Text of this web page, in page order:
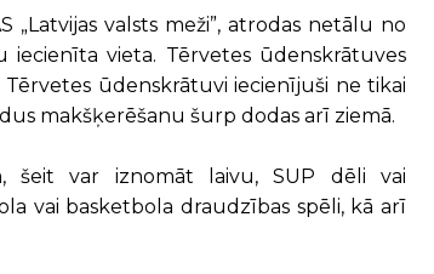
valsts meži”, atrodas netālu no
vieta. Tērvetes ūdenskrātuves
ūdenskrātuvi iecienījuši ne tikai
makšķerēšanu šurp dodas arī ziemā.
šeit var iznomāt laivu, SUP dēli vai
vai basketbola draudzības spēli, kā arī